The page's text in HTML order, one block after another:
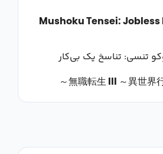
Mushoku Tensei:
تنسی: تناسخ یک بی‌کار
無職転生 III ～異世界